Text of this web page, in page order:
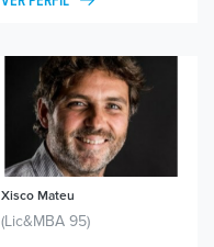
Xisco Mateu
(Lic&MBA 95)